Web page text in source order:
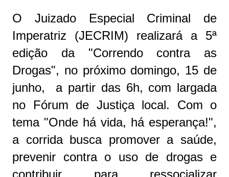
O Juizado Especial Criminal de
Imperatriz (JECRIM) realizará a 5ª
edição da "Correndo contra as
Drogas", no próximo domingo, 15 de
junho, a partir das 6h, com largada
no Fórum de Justiça local. Com o
tema "Onde há vida, há esperança!",
a corrida busca promover a saúde,
prevenir contra o uso de drogas e
contribuir para ressocializar